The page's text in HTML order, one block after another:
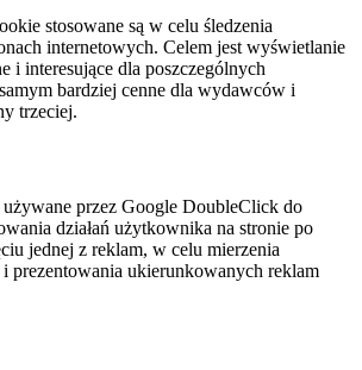
stosowane są w celu śledzenia
internetowych. Celem jest wyświetlanie
i interesujące dla poszczególnych
bardziej cenne dla wydawców i
trzeciej.
używane przez Google DoubleClick do
działań użytkownika na stronie po
jednej z reklam, w celu mierzenia
prezentowania ukierunkowanych reklam